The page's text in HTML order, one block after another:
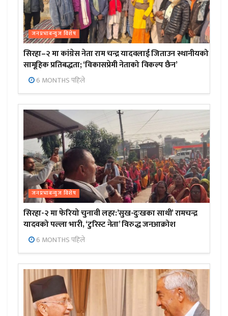
जनप्रभाबन्युज विशेष
सिरहा–२ मा कांग्रेस नेता राम चन्द्र यादवलाई जिताउन स्थानीयको
सामूहिक प्रतिबद्धता; ‘विकासप्रेमी नेताको विकल्प छैन’
6 MONTHS पहिले
जनप्रभाबन्युज विशेष
सिरहा-२ मा फेरियो चुनावी लहर:’सुख-दुःखका साथी’ रामचन्द्र
यादवको पल्ला भारी, ‘टुरिस्ट नेता’ विरुद्ध जनआक्रोश
6 MONTHS पहिले